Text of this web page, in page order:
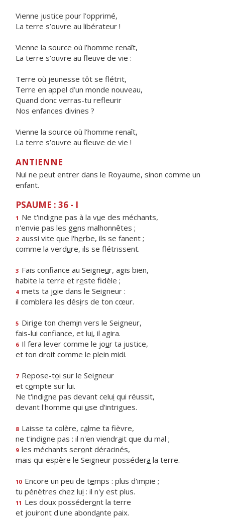
Vienne justice pour l’opprimé,
La terre s’ouvre au libérateur !
Vienne la source où l’homme renaît,
La terre s’ouvre au fleuve de vie :
Terre où jeunesse tôt se flétrit,
Terre en appel d’un monde nouveau,
Quand donc verras-tu refleurir
Nos enfances divines ?
Vienne la source où l’homme renaît,
La terre s’ouvre au fleuve de vie !
ANTIENNE
Nul ne peut entrer dans le Royaume, sinon comme un
enfant.
PSAUME : 36 - I
1 Ne t'indigne pas à la vue des méchants,
n'envie pas les gens malhonnêtes ;
2 aussi vite que l'herbe, ils se fanent ;
comme la verdure, ils se flétrissent.
3 Fais confiance au Seigneur, agis bien,
habite la terre et reste fidèle ;
4 mets ta joie dans le Seigneur :
il comblera les désirs de ton cœur.
5 Dirige ton chemin vers le Seigneur,
fais-lui confiance, et lui, il agira.
6 Il fera lever comme le jour ta justice,
et ton droit comme le plein midi.
7 Repose-toi sur le Seigneur
et compte sur lui.
Ne t'indigne pas devant celui qui réussit,
devant l'homme qui use d'intrigues.
8 Laisse ta colère, calme ta fièvre,
ne t'indigne pas : il n'en viendrait que du mal ;
9 les méchants seront déracinés,
mais qui espère le Seigneur possédera la terre.
10 Encore un peu de temps : plus d'impie ;
tu pénètres chez lui : il n'y est plus.
11 Les doux posséderont la terre
et jouiront d'une abondante paix.